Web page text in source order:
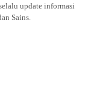
update informasi
Sains.